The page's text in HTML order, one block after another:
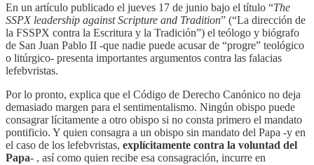
En un artículo publicado el jueves 17 de junio bajo el título “The
SSPX leadership against Scripture and Tradition” (“La dirección de
la FSSPX contra la Escritura y la Tradición”) el teólogo y biógrafo
de San Juan Pablo II -que nadie puede acusar de “progre” teológico
o litúrgico- presenta importantes argumentos contra las falacias
lefebvristas.
Por lo pronto, explica que el Código de Derecho Canónico no deja
demasiado margen para el sentimentalismo. Ningún obispo puede
consagrar lícitamente a otro obispo si no consta primero el mandato
pontificio. Y quien consagra a un obispo sin mandato del Papa -y en
el caso de los lefebvristas, explícitamente contra la voluntad del
Papa- , así como quien recibe esa consagración, incurre en